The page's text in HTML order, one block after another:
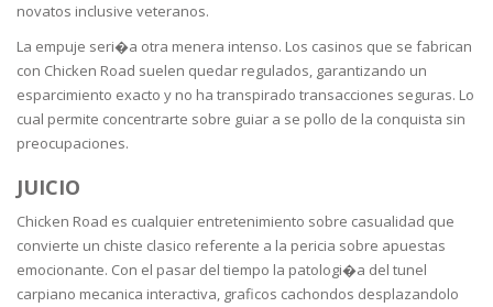
novatos inclusive veteranos.
La empuje seri�a otra menera intenso. Los casinos que se fabrican
con Chicken Road suelen quedar regulados, garantizando un
esparcimiento exacto y no ha transpirado transacciones seguras. Lo
cual permite concentrarte sobre guiar a se pollo de la conquista sin
preocupaciones.
JUICIO
Chicken Road es cualquier entretenimiento sobre casualidad que
convierte un chiste clasico referente a la pericia sobre apuestas
emocionante. Con el pasar del tiempo la patologi�a del tunel
carpiano mecanica interactiva, graficos cachondos desplazandolo